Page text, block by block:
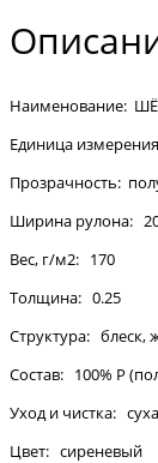
Наименование:
Единица
Прозрачность:
Ширина рулона:
Вес, г/м2: 170
Толщина: 0.25
Структура: блеск,
Состав: 100% P
Уход и чистка:
Цвет: сиреневый